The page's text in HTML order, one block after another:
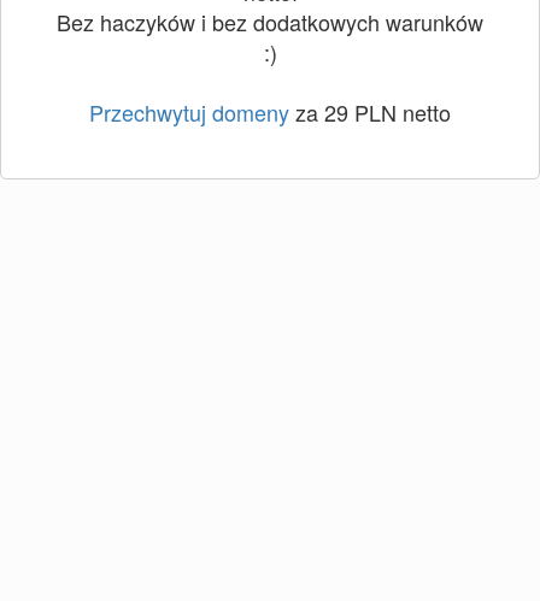
Bez haczyków i bez dodatkowych warunków
:)
Przechwytuj domenyza 29 PLN netto